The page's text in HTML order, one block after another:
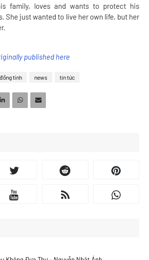
family, loves and wants to protect his
She just wanted to live her own life, but her
published here
đồng tính news tin tức